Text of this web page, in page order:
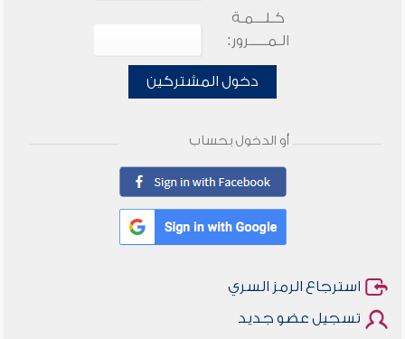
كـلـــمـة
الـمـــــرور:
دخول المشتركين
أو الدخول بحساب
استرجاع الرمز السري
تسجيل عضو جديد